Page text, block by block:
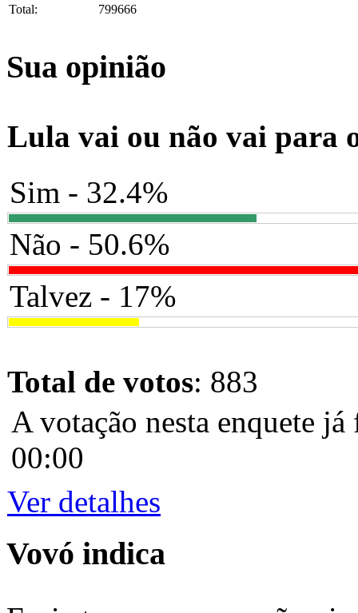
Total:
799666
Sua opinião
Lula vai ou não vai para
Sim - 32.4%
Não - 50.6%
Talvez - 17%
Total de votos: 883
A votação nesta enquete
00:00
Ver detalhes
Vovó indica